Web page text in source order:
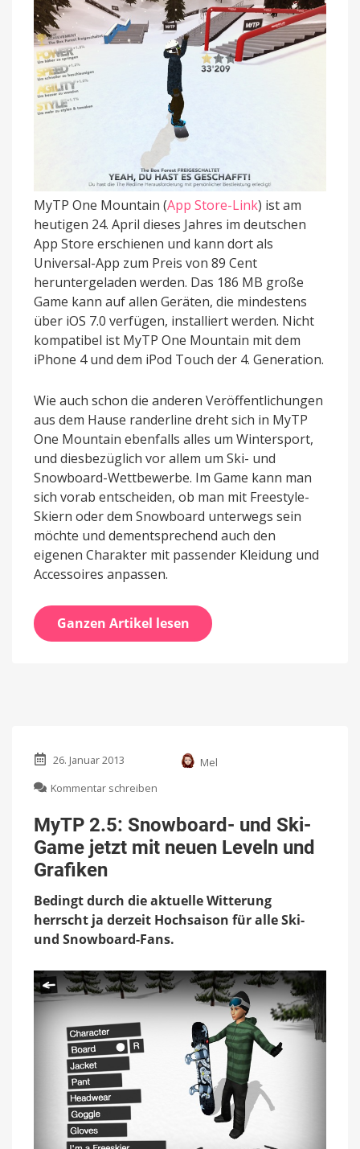
MyTP One Mountain (App Store-Link) ist am
heutigen 24. April dieses Jahres im deutschen
App Store erschienen und kann dort als
Universal-App zum Preis von 89 Cent
heruntergeladen werden. Das 186 MB große
Game kann auf allen Geräten, die mindestens
über iOS 7.0 verfügen, installiert werden. Nicht
kompatibel ist MyTP One Mountain mit dem
iPhone 4 und dem iPod Touch der 4. Generation.
Wie auch schon die anderen Veröffentlichungen
aus dem Hause randerline dreht sich in MyTP
One Mountain ebenfalls alles um Wintersport,
und diesbezüglich vor allem um Ski- und
Snowboard-Wettbewerbe. Im Game kann man
sich vorab entscheiden, ob man mit Freestyle-
Skiern oder dem Snowboard unterwegs sein
möchte und dementsprechend auch den
eigenen Charakter mit passender Kleidung und
Accessoires anpassen.
Ganzen Artikel lesen
26. Januar 2013
Mel
Kommentar schreiben
2.5:
Snowboard-
und
jetzt
mit
neuen
Leveln
Grafiken
MyTP 2.5: Snowboard- und Ski-
Game jetzt mit neuen Leveln und
Grafiken
Bedingt durch die aktuelle Witterung
herrscht ja derzeit Hochsaison für alle Ski-
und Snowboard-Fans.